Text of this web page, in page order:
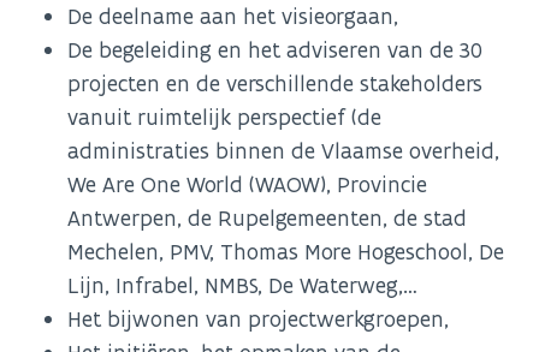
De deelname aan het visieorgaan,
De begeleiding en het adviseren van de 30
projecten en de verschillende stakeholders
vanuit ruimtelijk perspectief (de
administraties binnen de Vlaamse overheid,
We Are One World (WAOW), Provincie
Antwerpen, de Rupelgemeenten, de stad
Mechelen, PMV, Thomas More Hogeschool, De
Lijn, Infrabel, NMBS, De Waterweg,…
Het bijwonen van projectwerkgroepen,